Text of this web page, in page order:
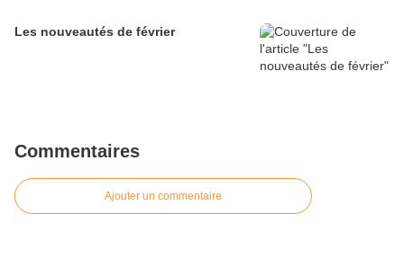
Les nouveautés de février
Commentaires
Ajouter un commentaire